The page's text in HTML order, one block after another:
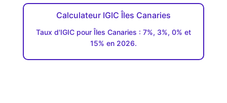
Calculateur IGIC Îles Canaries
Taux d'IGIC pour Îles Canaries : 7%, 3%, 0% et
15% en 2026.